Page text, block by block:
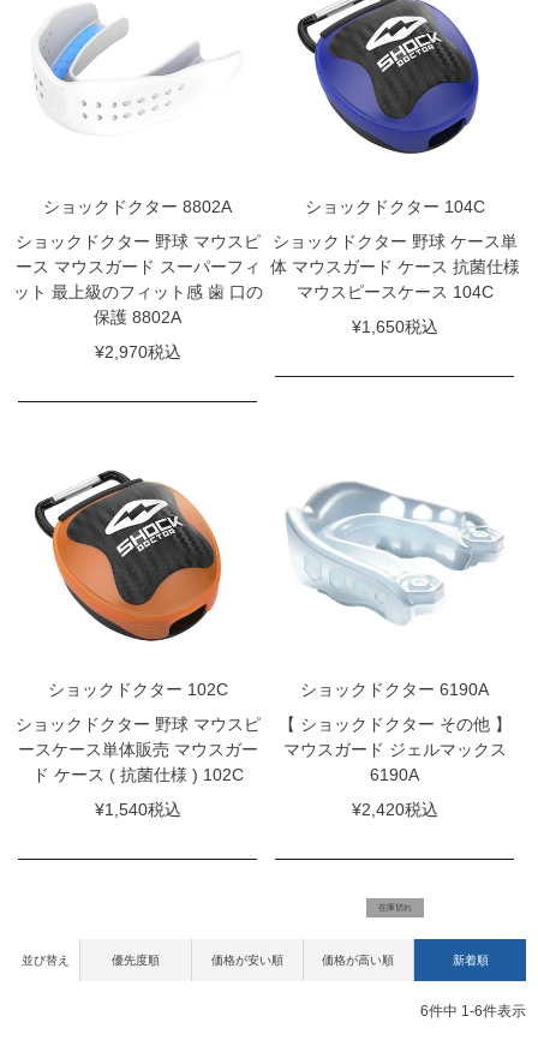
ショックドクター 8802A
ショックドクター 野球 マウスピ
ース マウスガード スーパーフィ
ット 最上級のフィット感 歯 口の
保護 8802A
¥2,970税込
ショックドクター 104C
ショックドクター 野球 ケース単
体 マウスガード ケース 抗菌仕様
マウスピースケース 104C
¥1,650税込
ショックドクター 102C
ショックドクター 野球 マウスピ
ースケース単体販売 マウスガー
ド ケース ( 抗菌仕様 ) 102C
¥1,540税込
ショックドクター 6190A
【 ショックドクター その他 】
マウスガード ジェルマックス
6190A
¥2,420税込
在庫切れ
並び替え 優先度順 価格が安い順 価格が高い順 新着順
6件中 1-6件表示